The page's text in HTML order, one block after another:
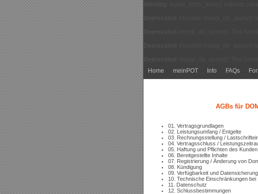
Home
meinPOT Info FAQs
AGBs für
01. Vertragsgrundlagen
02. Leistungsumfang / Entgelte
03. Rechnungsstellung /
04. Vertragsschluss /
05. Haftung und Pflichten des Kunden
06. Bereitgestellte Inhalte
07. Registrierung / Änderung von
08. Kündigung
09. Verfügbarkeit und Datensicherung
10. Technische Einschränkungen
11. Datenschutz
12. Schlussbestimmungen